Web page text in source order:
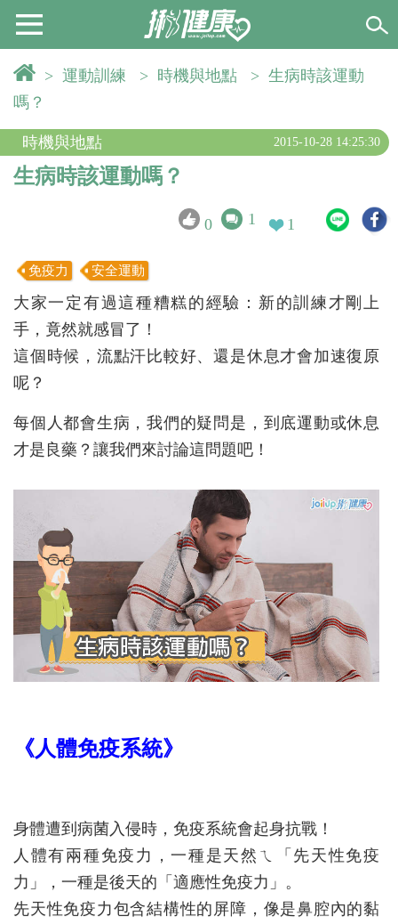
> 運動訓練 > 時機與地點 > 生病時該運動
嗎？
時機與地點 2015-10-28 14:25:30
生病時該運動嗎？
0 1 1
免疫力 安全運動
大家一定有過這種糟糕的經驗：新的訓練才剛上
手，竟然就感冒了！
這個時候，流點汗比較好、還是休息才會加速復原
呢？
每個人都會生病，我們的疑問是，到底運動或休息
才是良藥？讓我們來討論這問題吧！
《人體免疫系統》
身體遭到病菌入侵時，免疫系統會起身抗戰！
人體有兩種免疫力，一種是天然ㄟ「先天性免疫
力」，一種是後天的「適應性免疫力」。
先天性免疫力包含結構性的屏障，像是鼻腔內的黏